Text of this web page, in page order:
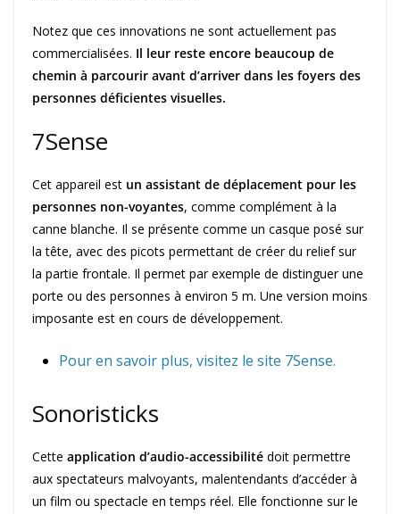
Notez que ces innovations ne sont actuellement pas
commercialisées. Il leur reste encore beaucoup de
chemin à parcourir avant d’arriver dans les foyers des
personnes déficientes visuelles.
7Sense
Cet appareil est un assistant de déplacement pour les
personnes non-voyantes, comme complément à la
canne blanche. Il se présente comme un casque posé sur
la tête, avec des picots permettant de créer du relief sur
la partie frontale. Il permet par exemple de distinguer une
porte ou des personnes à environ 5 m. Une version moins
imposante est en cours de développement.
Pour en savoir plus, visitez le site 7Sense.
Sonoristicks
Cette application d’audio-accessibilité doit permettre
aux spectateurs malvoyants, malentendants d’accéder à
un film ou spectacle en temps réel. Elle fonctionne sur le